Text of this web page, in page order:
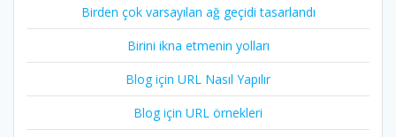
Birden çok varsayılan ağ geçidi tasarlandı
Birini ikna etmenin yolları
Blog için URL Nasıl Yapılır
Blog için URL örnekleri